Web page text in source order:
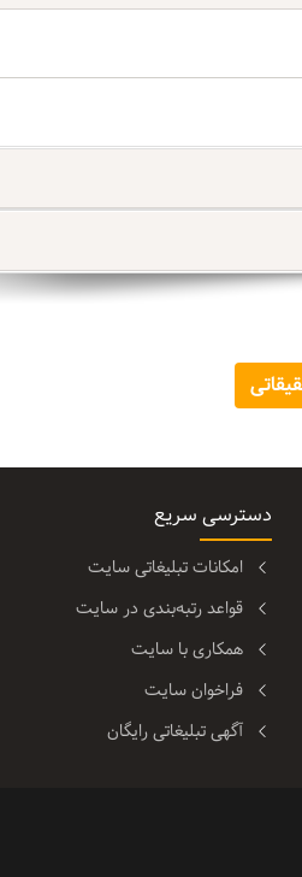
دسترسی سریع
امکانات تبلیغاتی سایت
قواعد رتبه‌بندی در سایت
همکاری با سایت
فراخوان سایت
آگهی تبلیغاتی رایگان